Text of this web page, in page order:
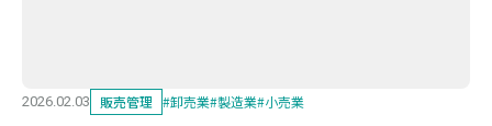
2026.02.03 販売管理 #卸売業#製造業#小売業